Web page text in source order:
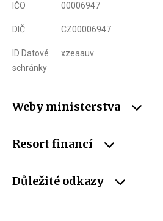
IČO 00006947
DIČ CZ00006947
ID Datové
schránky
xzeaauv
Weby ministerstva
Resort financí
Důležité odkazy